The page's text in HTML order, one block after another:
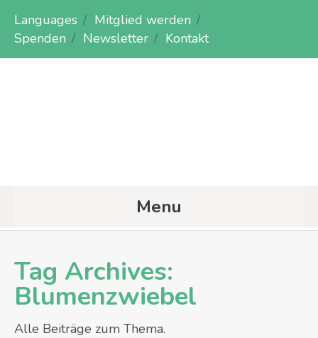
Languages
Mitglied werden
Spenden
Newsletter Kontakt
Menu
Tag Archives:
Blumenzwiebel
Alle Beiträge zum Thema.